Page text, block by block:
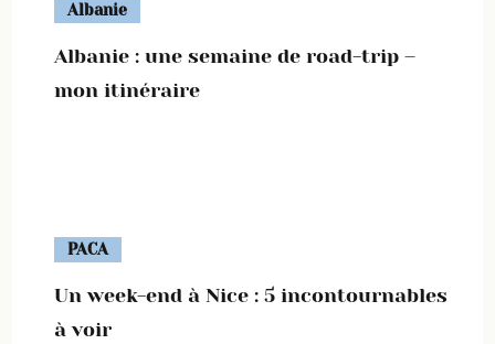
Albanie
Albanie : une semaine de road-trip –
mon itinéraire
PACA
Un week-end à Nice : 5 incontournables
à voir